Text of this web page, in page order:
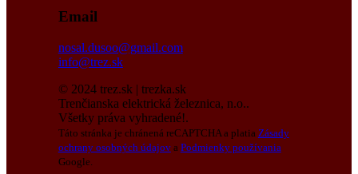
Email
nosal.dusoo@gmail.com
info@trez.sk
© 2024 trez.sk | trezka.sk
Trenčianska elektrická železnica, n.o..
Všetky práva vyhradené!.
Táto stránka je chránená reCAPTCHA a platia Zásady
ochrany osobných údajova Podmienky používania
Google.